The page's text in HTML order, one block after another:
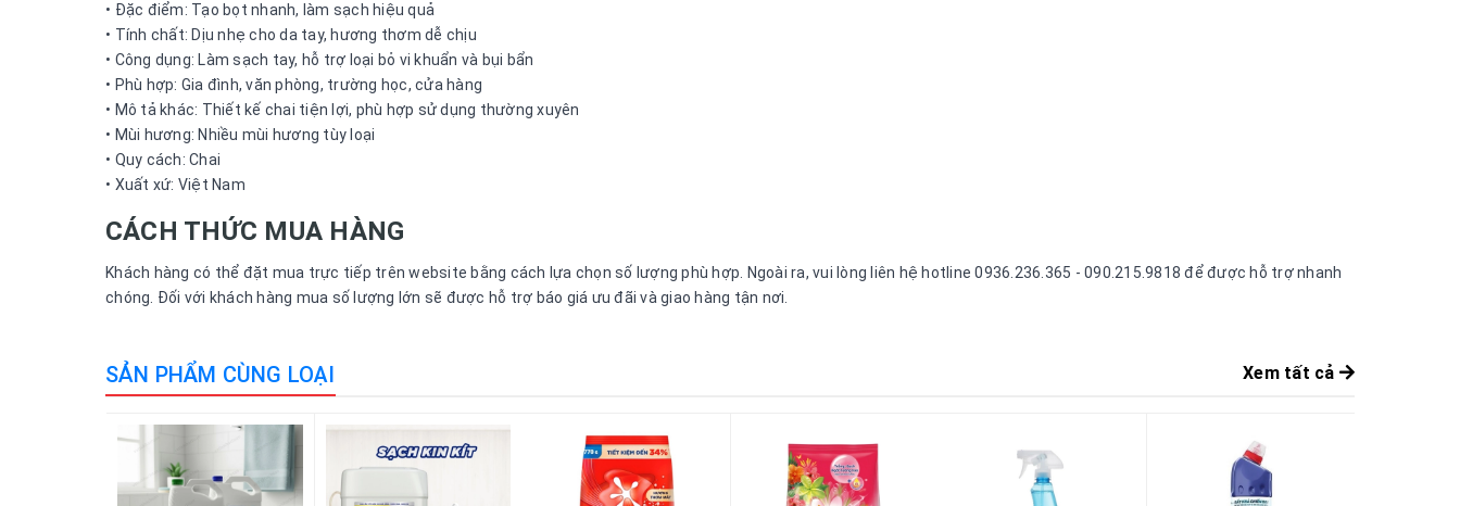
• Đặc điểm: Tạo bọt nhanh, làm sạch hiệu quả
• Tính chất: Dịu nhẹ cho da tay, hương thơm dễ chịu
• Công dụng: Làm sạch tay, hỗ trợ loại bỏ vi khuẩn và bụi bẩn
• Phù hợp: Gia đình, văn phòng, trường học, cửa hàng
• Mô tả khác: Thiết kế chai tiện lợi, phù hợp sử dụng thường xuyên
• Mùi hương: Nhiều mùi hương tùy loại
• Quy cách: Chai
• Xuất xứ: Việt Nam
CÁCH THỨC MUA HÀNG
Khách hàng có thể đặt mua trực tiếp trên website bằng cách lựa chọn số lượng phù hợp. Ngoài ra, vui lòng liên hệ hotline 0936.236.365 - 090.215.9818 để được hỗ trợ nhanh
chóng. Đối với khách hàng mua số lượng lớn sẽ được hỗ trợ báo giá ưu đãi và giao hàng tận nơi.
SẢN PHẨM CÙNG LOẠI Xem tất cả